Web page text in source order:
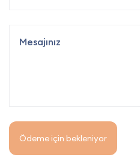
Ödeme için bekleniyor